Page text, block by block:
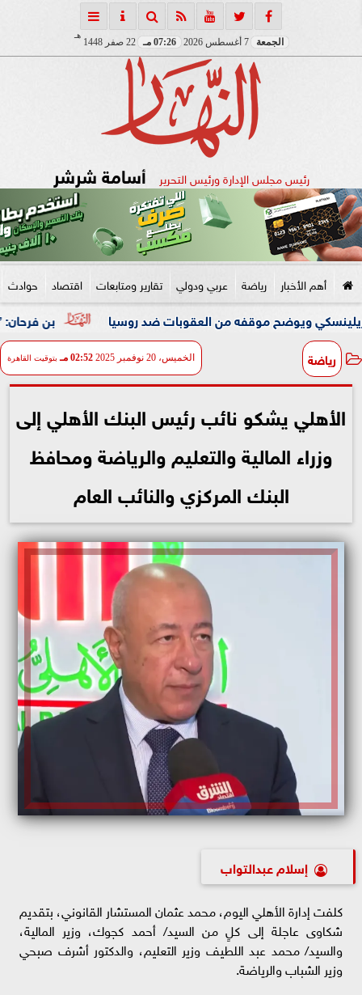
الجمعة 7 أغسطس 2026 07:26 مـ 22 صفر 1448
هـ
رئيس مجلس الإدارة ورئيس التحرير أسامة شرشر
أهم الأخبار رياضة عربي ودولي تقارير ومتابعات اقتصاد حوادث
بن فرحان: ”اتفاقية مكة موقفه من العقوبات ضد روسيا
رياضة الخميس، 20 نوفمبر 2025 02:52 مـ بتوقيت القاهرة
الأهلي يشكو نائب رئيس البنك الأهلي إلى
وزراء المالية والتعليم والرياضة ومحافظ
البنك المركزي والنائب العام
إسلام عبدالتواب
كلفت إدارة الأهلي اليوم، محمد عثمان المستشار القانوني، بتقديم
شكاوى عاجلة إلى كلٍ من السيد/ أحمد كجوك، وزير المالية،
والسيد/ محمد عبد اللطيف وزير التعليم، والدكتور أشرف صبحي
وزير الشباب والرياضة.